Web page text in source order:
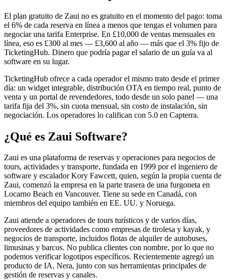
El plan gratuito de Zaui no es gratuito en el momento del pago: toma
el 6% de cada reserva en línea a menos que tengas el volumen para
negociar una tarifa Enterprise. En £10,000 de ventas mensuales en
línea, eso es £300 al mes — £3,600 al año — más que el 3% fijo de
TicketingHub. Dinero que podría pagar el salario de un guía va al
software en su lugar.
TicketingHub ofrece a cada operador el mismo trato desde el primer
día: un widget integrable, distribución OTA en tiempo real, punto de
venta y un portal de revendedores, todo desde un solo panel — una
tarifa fija del 3%, sin cuota mensual, sin costo de instalación, sin
negociación. Los operadores lo califican con 5.0 en Capterra.
¿Qué es Zaui Software?
Zaui es una plataforma de reservas y operaciones para negocios de
tours, actividades y transporte, fundada en 1999 por el ingeniero de
software y escalador Kory Fawcett, quien, según la propia cuenta de
Zaui, comenzó la empresa en la parte trasera de una furgoneta en
Locarno Beach en Vancouver. Tiene su sede en Canadá, con
miembros del equipo también en EE. UU. y Noruega.
Zaui atiende a operadores de tours turísticos y de varios días,
proveedores de actividades como empresas de tirolesa y kayak, y
negocios de transporte, incluidos flotas de alquiler de autobuses,
limusinas y barcos. No publica clientes con nombre, por lo que no
podemos verificar logotipos específicos. Recientemente agregó un
producto de IA, Nera, junto con sus herramientas principales de
gestión de reservas y canales.